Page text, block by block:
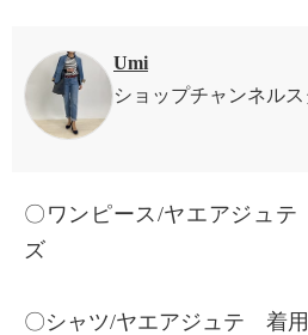
Umi
ショップチャンネルス
〇ワンピース/ヤエアジュ
ズ
〇シャツ/ヤエアジュテ 着